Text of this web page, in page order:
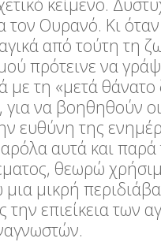
κείμενο.
τον Ουρανό. Κι
από τούτη τη
πρότεινε να
με τη «μετά
για να βοηθηθούν
ευθύνη της
αυτά και παρά
θεωρώ
μικρή
την επιείκεια των